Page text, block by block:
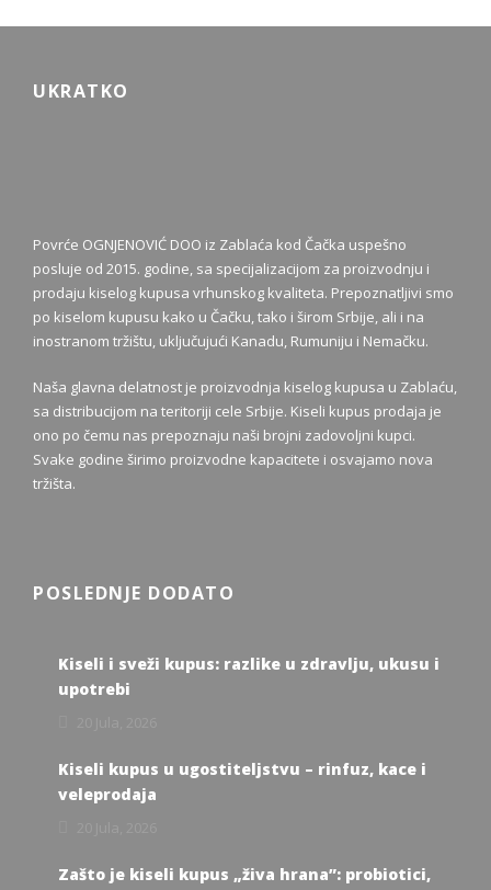
UKRATKO
Povrće OGNJENOVIĆ DOO iz Zablaća kod Čačka uspešno
posluje od 2015. godine, sa specijalizacijom za proizvodnju i
prodaju kiselog kupusa vrhunskog kvaliteta. Prepoznatljivi smo
po kiselom kupusu kako u Čačku, tako i širom Srbije, ali i na
inostranom tržištu, uključujući Kanadu, Rumuniju i Nemačku.
Naša glavna delatnost je proizvodnja kiselog kupusa u Zablaću,
sa distribucijom na teritoriji cele Srbije. Kiseli kupus prodaja je
ono po čemu nas prepoznaju naši brojni zadovoljni kupci.
Svake godine širimo proizvodne kapacitete i osvajamo nova
tržišta.
POSLEDNJE DODATO
Kiseli i sveži kupus: razlike u zdravlju, ukusu i
upotrebi
Kiseli kupus u ugostiteljstvu – rinfuz, kace i
veleprodaja
Zašto je kiseli kupus „živa hrana”: probiotici,